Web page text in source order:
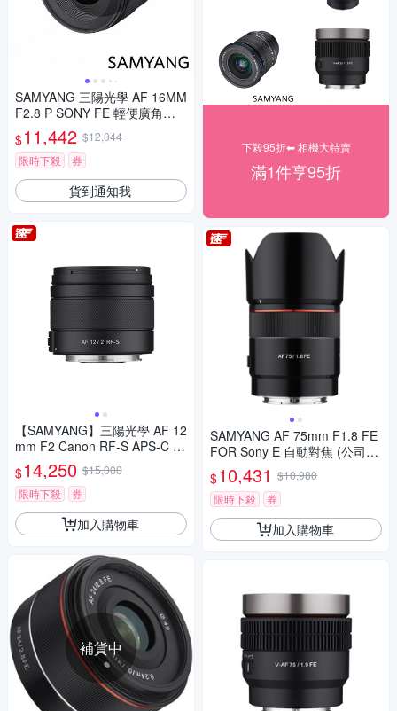
SAMYANG 三陽光學 AF 16MM
F2.8 P SONY FE 輕便廣角鏡
頭 公司貨
$11,442 $12,044
限時下殺
券
貨到通知我
【SAMYANG】三陽光學 AF 12
mm F2 Canon RF-S APS-C 自
動對焦鏡頭 公司貨
$14,250 $15,000
限時下殺
券
加入購物車
補貨中
下殺95折⬅︎ 相機大特賣
滿1件享95折
SAMYANG AF 75mm F1.8 FE
FOR Sony E 自動對焦 (公司
貨)
$10,431 $10,980
限時下殺
券
加入購物車